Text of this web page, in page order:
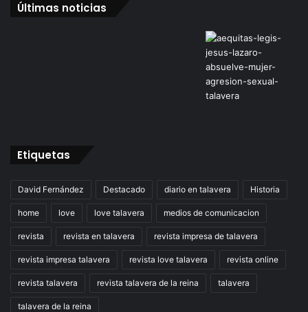
Últimas noticias
Etiquetas
David Fernández Destacado diario en talavera Historia
home love love talavera medios de comunicacion
revista revista en talavera revista impresa de talavera
revista impresa talavera revista love talavera revista online
revista talavera revista talavera de la reina talavera
talavera de la reina